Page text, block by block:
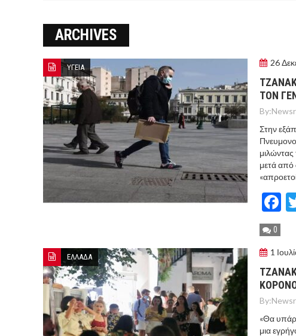
ARCHIVES
ΥΓΕΙΑ 26
ΤΟΝ
By:
Στην
μετά από
0
ΕΛΛΑΔΑ 1
By:
«Θα
μια